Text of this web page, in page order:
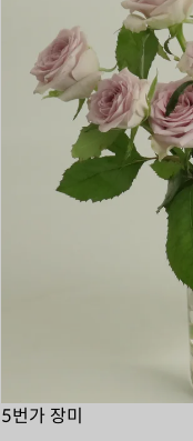
5번가 장미